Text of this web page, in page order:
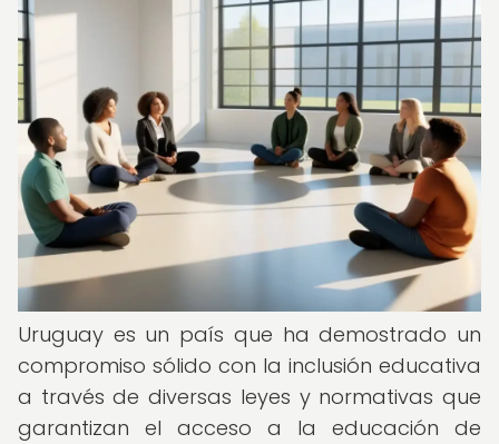
Uruguay es un país que ha demostrado un
compromiso sólido con la inclusión educativa
a través de diversas leyes y normativas que
garantizan el acceso a la educación de